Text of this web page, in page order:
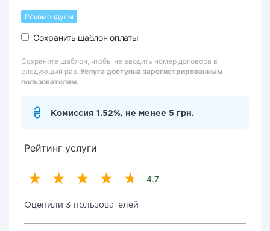
Рекомендуем
Сохранить шаблон оплаты
Сохраните шаблон, чтобы не вводить номер договора в
следующий раз. Услуга доступна зарегистрированным
пользователям.
Комиссия 1.52%, не менее 5 грн.
Рейтинг услуги
4.7
Оценили 3 пользователей